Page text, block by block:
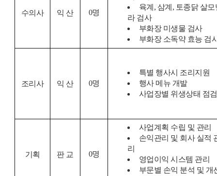
수의사 익 산 0명
육계, 삼계, 토종닭 살모
라 검사
부화장 미생물 검사
부화장 소독약 효능 검
조리사 익 산 0명
특별 행사시 조리지원
행사 메뉴 개발
사업장별 위생상태 점검
기획 판 교 0명
사업계획 수립 및 관리
손익관리 및 회사 실적
리
영업이익 시스템 관리
부문별 손익 분석 및 개